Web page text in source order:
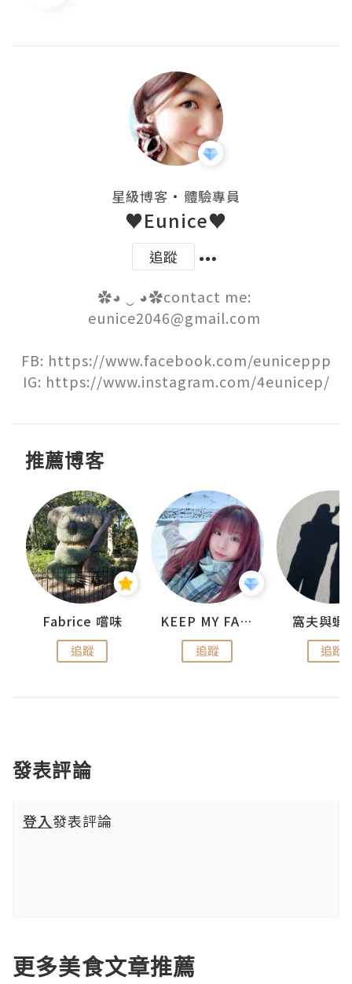
星級博客 ・ 體驗專員
♥Eunice♥
追蹤
✿◕ ‿ ◕✿contact me:
eunice2046@gmail.com
FB: https://www.facebook.com/euniceppp
IG: https://www.instagram.com/4eunicep/
推薦博客
Fabrice 嚐味
追蹤
KEEP MY FAITH
追蹤
窩夫與蝦
追蹤
發表評論
登入發表評論
更多美食文章推薦